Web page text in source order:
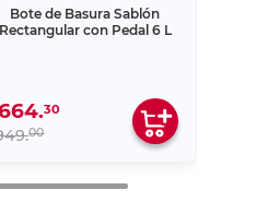
Bote de Basura Sablón
Rectangular con Pedal 6 L
30
00